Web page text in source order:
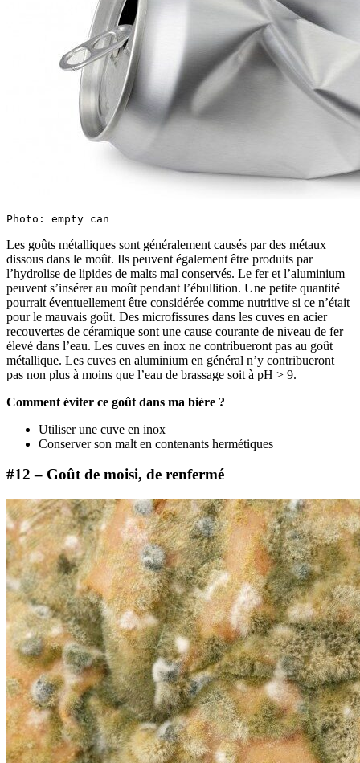
Photo: empty can
Les goûts métalliques sont généralement causés par des métaux
dissous dans le moût. Ils peuvent également être produits par
l’hydrolise de lipides de malts mal conservés. Le fer et l’aluminium
peuvent s’insérer au moût pendant l’ébullition. Une petite quantité
pourrait éventuellement être considérée comme nutritive si ce n’était
pour le mauvais goût. Des microfissures dans les cuves en acier
recouvertes de céramique sont une cause courante de niveau de fer
élevé dans l’eau. Les cuves en inox ne contribueront pas au goût
métallique. Les cuves en aluminium en général n’y contribueront
pas non plus à moins que l’eau de brassage soit à pH > 9.
Comment éviter ce goût dans ma bière ?
Utiliser une cuve en inox
Conserver son malt en contenants hermétiques
#12 – Goût de moisi, de renfermé